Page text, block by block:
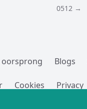
0512 →
Blogs
Cookies Privacy